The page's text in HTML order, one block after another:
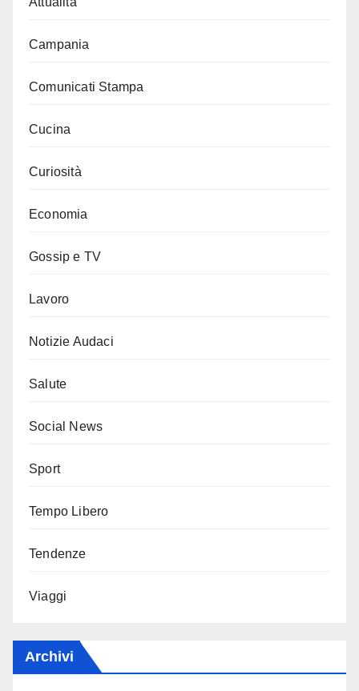
Campania
Comunicati Stampa
Cucina
Curiosità
Economia
Gossip e TV
Lavoro
Notizie Audaci
Salute
Social News
Sport
Tempo Libero
Tendenze
Viaggi
Archivi